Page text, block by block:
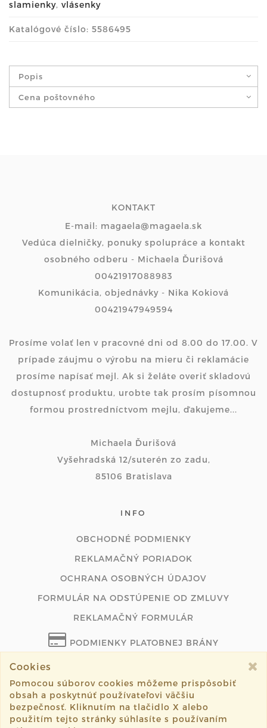
slamienky, vlásenky
Katalógové číslo: 5586495
Popis
Cena poštovného
KONTAKT
E-mail: magaela@magaela.sk
Vedúca dielničky, ponuky spolupráce a kontakt
osobného odberu - Michaela Ďurišová
00421917088983
Komunikácia, objednávky - Nika Kokiová
00421947949594
Prosíme volať len v pracovné dni od 8.00 do 17.00. V
prípade záujmu o výrobu na mieru či reklamácie
prosíme napísať mejl. Ak si želáte overiť skladovú
dostupnosť produktu, urobte tak prosím písomnou
formou prostredníctvom mejlu, ďakujeme...
Michaela Ďurišová
Vyšehradská 12/suterén zo zadu,
85106 Bratislava
INFO
OBCHODNÉ PODMIENKY
REKLAMAČNÝ PORIADOK
OCHRANA OSOBNÝCH ÚDAJOV
FORMULÁR NA ODSTÚPENIE OD ZMLUVY
REKLAMAČNÝ FORMULÁR
PODMIENKY PLATOBNEJ BRÁNY
©2026 magaela.sk všetky práva vyhradené.
Cookies
Pomocou súborov cookies môžeme prispôsobiť
obsah a poskytnúť používateľovi väčšiu
bezpečnosť. Kliknutím na tlačidlo X alebo
použitím tejto stránky súhlasíte s používaním